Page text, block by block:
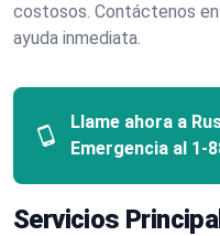
costosos. Contáctenos
ayuda inmediata.
Llame ahora a
Emergencia al 1-
Servicios